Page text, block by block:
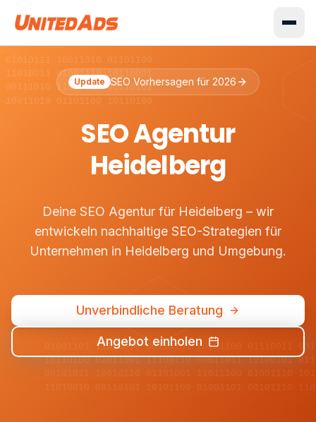
10011010 01101100
01001110 10110001
11010010 00110101
01101100 10110100
01001101 11010010 00110101 10101100 01110011
10110100 01011001 11100110 00011011 10100101
00101011 10010110 01101001 11011100 01001110
Update SEO Vorhersagen für 2026
SEO Agentur
Heidelberg
Deine SEO Agentur für Heidelberg – wir
entwickeln nachhaltige SEO-Strategien für
Unternehmen in Heidelberg und Umgebung.
Unverbindliche Beratung
Angebot einholen